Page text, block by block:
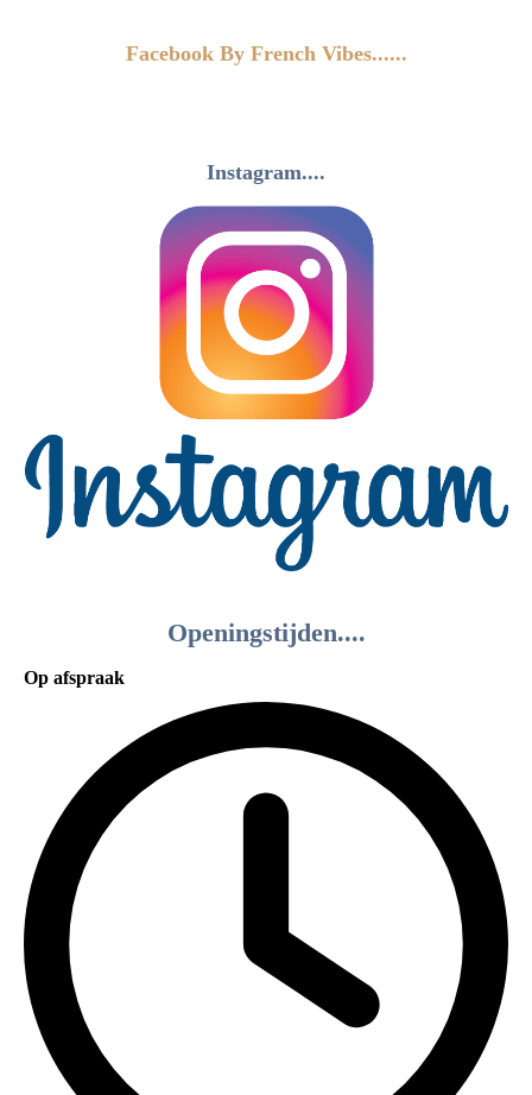
Facebook By French Vibes......
Instagram....
Openingstijden....
Op afspraak